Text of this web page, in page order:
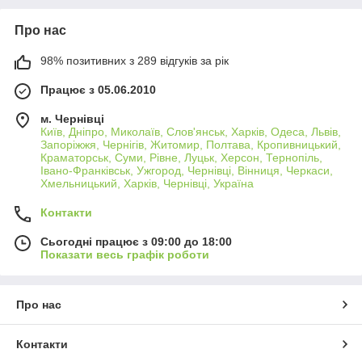
Про нас
98% позитивних з 289 відгуків за рік
Працює з 05.06.2010
м. Чернівці
Київ, Дніпро, Миколаїв, Слов'янськ, Харків, Одеса, Львів,
Запоріжжя, Чернігів, Житомир, Полтава, Кропивницький,
Краматорськ, Суми, Рівне, Луцьк, Херсон, Тернопіль,
Івано-Франківськ, Ужгород, Чернівці, Вінниця, Черкаси,
Хмельницький, Харків, Чернівці, Україна
Контакти
Сьогодні працює з 09:00 до 18:00
Показати весь графік роботи
Про нас
Контакти